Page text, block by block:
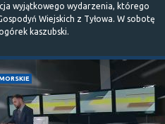
wyjątkowego wydarzenia, którego
Wiejskich z Tyłowa. W sobotę
kaszubski.